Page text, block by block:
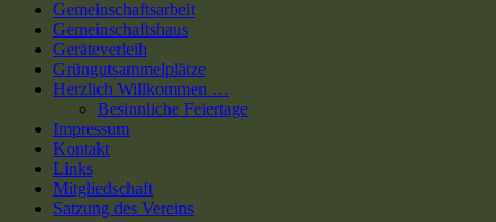
Gemeinschaftsarbeit
Gemeinschaftshaus
Geräteverleih
Grüngutsammelplätze
Herzlich Willkommen …
Besinnliche Feiertage
Impressum
Kontakt
Links
Mitgliedschaft
Satzung des Vereins